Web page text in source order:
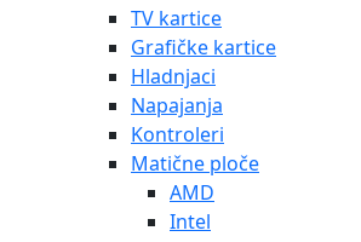
TV kartice
Grafičke kartice
Hladnjaci
Napajanja
Kontroleri
Matične ploče
AMD
Intel